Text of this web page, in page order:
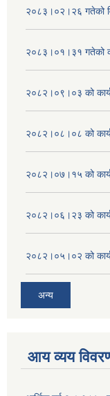
२०८३।०२।२६ गतेको
२०८३।०१।३१ गतेको
२०८२।०९।०३ को
२०८२।०८।०८ को
२०८२।०७।१५ को
२०८२।०६।२३ को
२०८२।०५।०२ को
अन्य
आय व्यय